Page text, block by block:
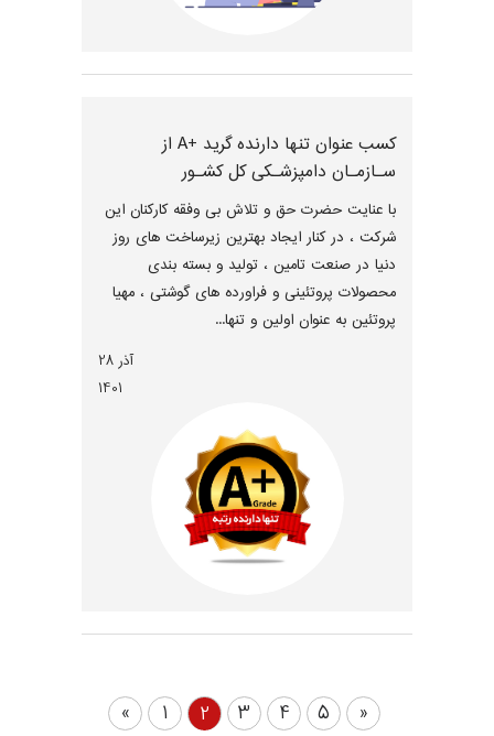
کسب عنوان تنها دارنده گرید +A از
سـازمـان دامپزشـکی کل کشـور
با عنایت حضرت حق و تلاش بی وفقه کارکنان این
شرکت ، در کنار ایجاد بهترین زیرساخت های روز
دنیا در صنعت تامین ، تولید و بسته بندی
محصولات پروتئینی و فراورده های گوشتی ، مهیا
پروتئین به عنوان اولین و تنها...
آذر 28
1401
« 1 2 3 4 5 »